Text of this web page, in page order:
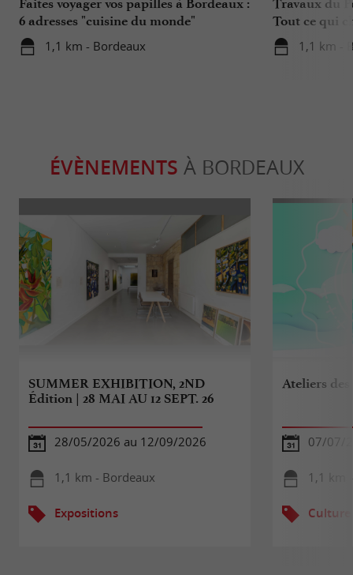
6 adresses "cuisine du monde"
1,1 km - Bordeaux
Tout ce qui
1,1 km -
ÉVÈNEMENTS À BORDEAUX
SUMMER EXHIBITION, 2ND
Édition | 28 MAI AU 12 SEPT. 26
28/05/2026 au 12/09/2026
1,1 km - Bordeaux
Expositions
Ateliers des
07/07/
1,1 km
Culture